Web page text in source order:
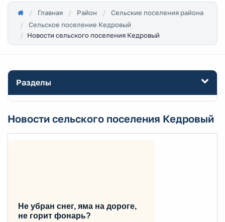
Главная Район
Сельские поселения района
Сельское поселение Кедровый
Новости сельского поселения Кедровый
Разделы
Новости сельского поселения Кедровый
Не убран снег, яма на дороге,
не горит фонарь?